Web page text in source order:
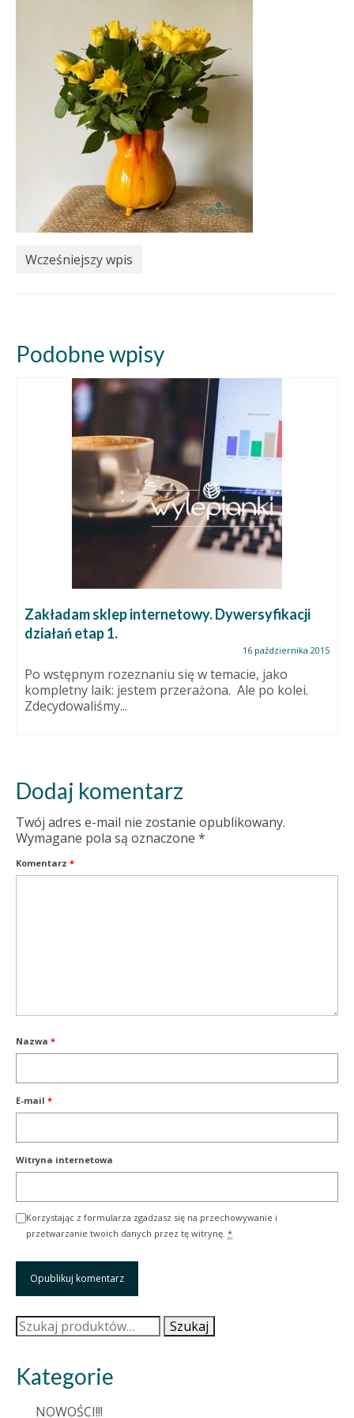
Wcześniejszy wpis
Podobne wpisy
Zakładam sklep internetowy. Dywersyfikacji
działań etap 1.
16 października 2015
Po wstępnym rozeznaniu się w temacie, jako
kompletny laik: jestem przerażona. Ale po kolei.
Zdecydowaliśmy...
Dodaj komentarz
Twój adres e-mail nie zostanie opublikowany.
Wymagane pola są oznaczone *
Komentarz *
Nazwa *
E-mail *
Witryna internetowa
Korzystając z formularza zgadzasz się na przechowywanie i
przetwarzanie twoich danych przez tę witrynę. *
Szukaj: Szukaj
Kategorie
NOWOŚCI!!!